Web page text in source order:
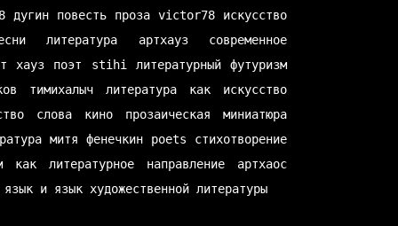
дугин повесть проза victor78
искусство
литература артхауз
современное
хауз поэт stihi
литературный футуризм
тимихалыч
литература как искусство
слова кино
прозаическая миниатюра
митя фенечкин poets
стихотворение
как литературное направление
артхаос
язык и язык художественной литературы